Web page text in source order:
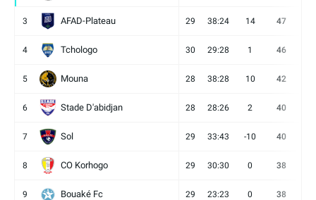
3 AFAD-Plateau 29 38:24 14 47
4 Tchologo 30 29:28 1 46
5 Mouna 28 38:28 10 42
6 Stade D'abidjan 28 28:26 2 40
7 Sol 29 33:43 -10 40
8 CO Korhogo 29 30:30 0 38
9 Bouaké Fc 29 23:23 0 38